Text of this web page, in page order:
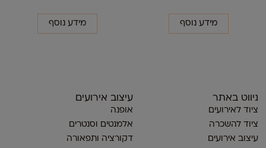
מידע נוסף מידע נוסף
ניווט באתר
ציוד לאירועים
ציוד להשכרה
עיצוב אירועים
עיצוב אירועים
אופנה
אלמנטים וסנטרים
דקורציה ותפאורה